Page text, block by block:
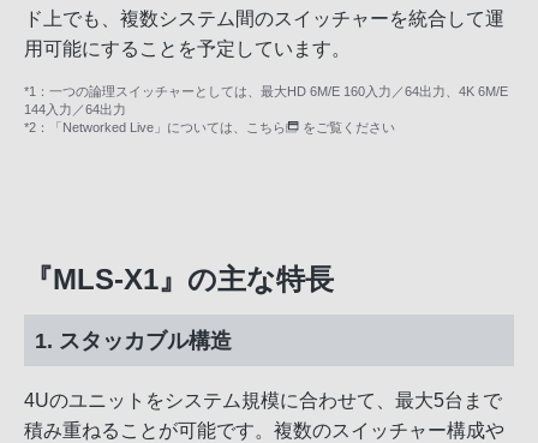
ド上でも、複数システム間のスイッチャーを統合して運
用可能にすることを予定しています。
*1：一つの論理スイッチャーとしては、最大HD 6M/E 160入力／64出力、4K 6M/E
144入力／64出力
*2：「Networked Live」については、
こちら をご覧ください
『MLS-X1』の主な特長
1. スタッカブル構造
4Uのユニットをシステム規模に合わせて、最大5台まで
積み重ねることが可能です。複数のスイッチャー構成や